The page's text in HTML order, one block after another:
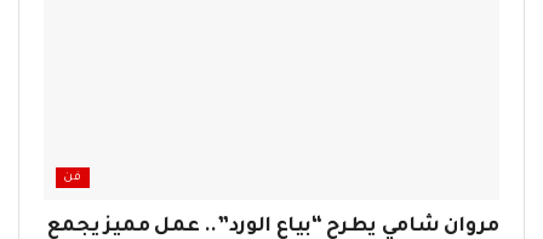
فن
مروان شامي يطرح “بياع الورد”.. عمل مميز يجمع